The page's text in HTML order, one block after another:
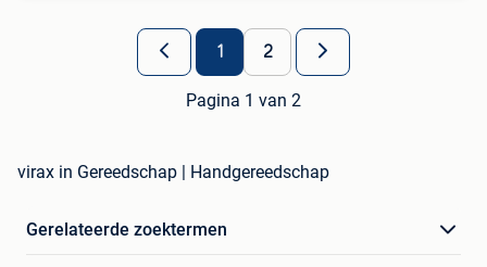
1 2
Pagina 1 van 2
virax in Gereedschap | Handgereedschap
Gerelateerde zoektermen